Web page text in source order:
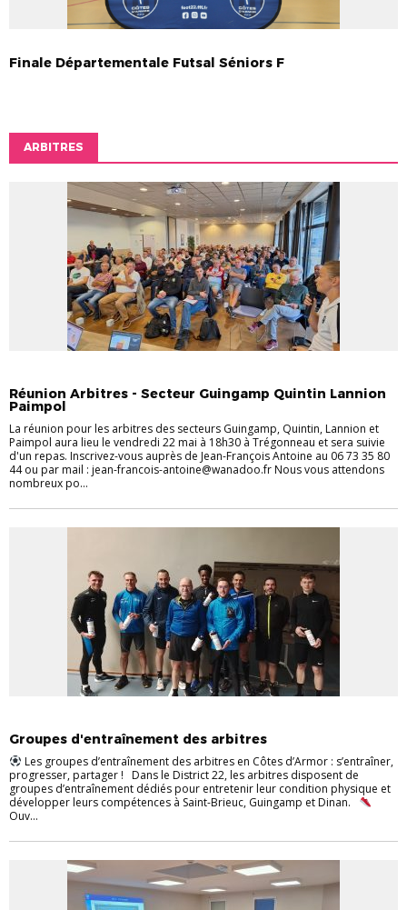
Finale Départementale Futsal Séniors F
ARBITRES
Réunion Arbitres - Secteur Guingamp Quintin Lannion
Paimpol
La réunion pour les arbitres des secteurs Guingamp, Quintin, Lannion et
Paimpol aura lieu le vendredi 22 mai à 18h30 à Trégonneau et sera suivie
d'un repas. Inscrivez-vous auprès de Jean-François Antoine au 06 73 35 80
44 ou par mail : jean-francois-antoine@wanadoo.fr Nous vous attendons
nombreux po...
Groupes d'entraînement des arbitres
Les groupes d’entraînement des arbitres en Côtes d’Armor : s’entraîner,
progresser, partager ! Dans le District 22, les arbitres disposent de
groupes d’entraînement dédiés pour entretenir leur condition physique et
développer leurs compétences à Saint-Brieuc, Guingamp et Dinan.
Ouv...